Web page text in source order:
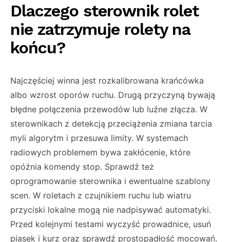
Dlaczego sterownik rolet
nie zatrzymuje rolety na
końcu?
Najczęściej winna jest rozkalibrowana krańcówka
albo wzrost oporów ruchu. Drugą przyczyną bywają
błędne połączenia przewodów lub luźne złącza. W
sterownikach z detekcją przeciążenia zmiana tarcia
myli algorytm i przesuwa limity. W systemach
radiowych problemem bywa zakłócenie, które
opóźnia komendy stop. Sprawdź też
oprogramowanie sterownika i ewentualne szablony
scen. W roletach z czujnikiem ruchu lub wiatru
przyciski lokalne mogą nie nadpisywać automatyki.
Przed kolejnymi testami wyczyść prowadnice, usuń
piasek i kurz oraz sprawdź prostopadłość mocowań.